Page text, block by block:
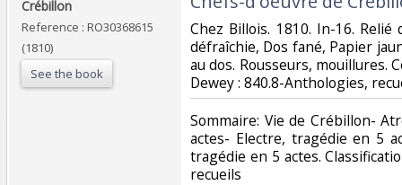
‎Crébillon‎
Reference : RO30368615
(1810)
See the book
‎Chez Billois. 1810. In-16. Relié
défraîchie, Dos fané, Papier
au dos. Rousseurs, mouillures.
Dewey : 840.8-Anthologies,
‎Sommaire: Vie de Crébillon-
actes- Electre, tragédie en 5
tragédie en 5 actes.
recueils‎